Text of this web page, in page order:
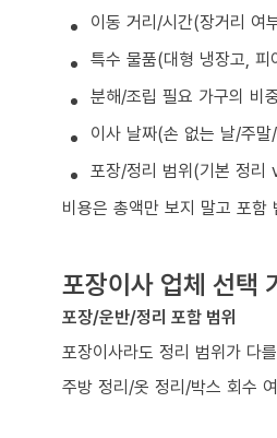
이동 거리/시간(장거리 여
특수 물품(대형 냉장고,
분해/조립 필요 가구의 비
이사 날짜(손 없는 날/주말
포장/정리 범위(기본 정리
비용은 총액만 보지 말고 포함
포장이사 업체 선택
포장/운반/정리 포함 범위
포장이사라도 정리 범위가 다
주방 정리/옷 정리/박스 회수